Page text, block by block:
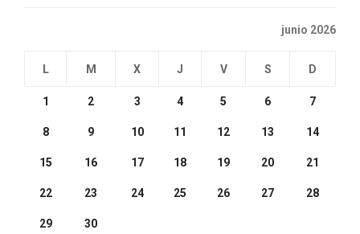
junio 2026
L M X J V S D
1 2 3 4 5 6 7
8 9 10 11 12 13 14
15 16 17 18 19 20 21
22 23 24 25 26 27 28
29
30